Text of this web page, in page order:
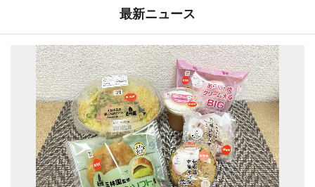
最新ニュース